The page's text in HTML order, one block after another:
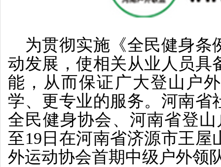
为贯彻实施《全民健身条
动发展，使相关从业人员具
能，从而保证广大登山户
学、更专业的服务。河南省
全民健身协会、河南省登
至19日在河南省济源市王
外运动协会首期中级户外领